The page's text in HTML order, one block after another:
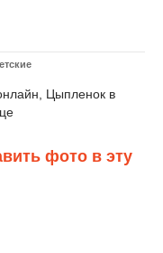
Цыпленок в
фото в эту